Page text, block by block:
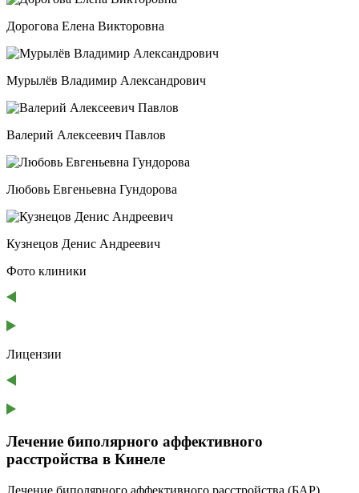
Дорогова Елена Викторовна
Мурылёв Владимир Александрович
Валерий Алексеевич Павлов
Любовь Евгеньевна Гундорова
Кузнецов Денис Андреевич
Фото клиники
Лицензии
Лечение биполярного аффективного
расстройства в Кинеле
Лечение биполярного аффективного расстройства (БАР)